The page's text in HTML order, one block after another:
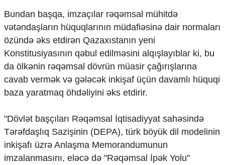
Media və QHT
Hadisə
Sağlamlıq
Sosium
Mənəvi dəyərlər
Texnologiya
Mətbuat-150
Əlaqə
Missiyamız
Bundan başqa, imzaçılar rəqəmsal mühitdə
vətəndaşların hüquqlarının müdafiəsinə dair normaları
özündə əks etdirən Qazaxıstanın yeni
Konstitusiyasının qəbul edilməsini alqışlayıblar ki, bu
da ölkənin rəqəmsal dövrün müasir çağırışlarına
cavab vermək və gələcək inkişaf üçün davamlı hüquqi
baza yaratmaq öhdəliyini əks etdirir.
"Dövlət başçıları Rəqəmsal İqtisadiyyat sahəsində
Tərəfdaşlıq Sazişinin (DEPA), türk böyük dil modelinin
inkişafı üzrə Anlaşma Memorandumunun
imzalanmasını, eləcə də "Rəqəmsal İpək Yolu"